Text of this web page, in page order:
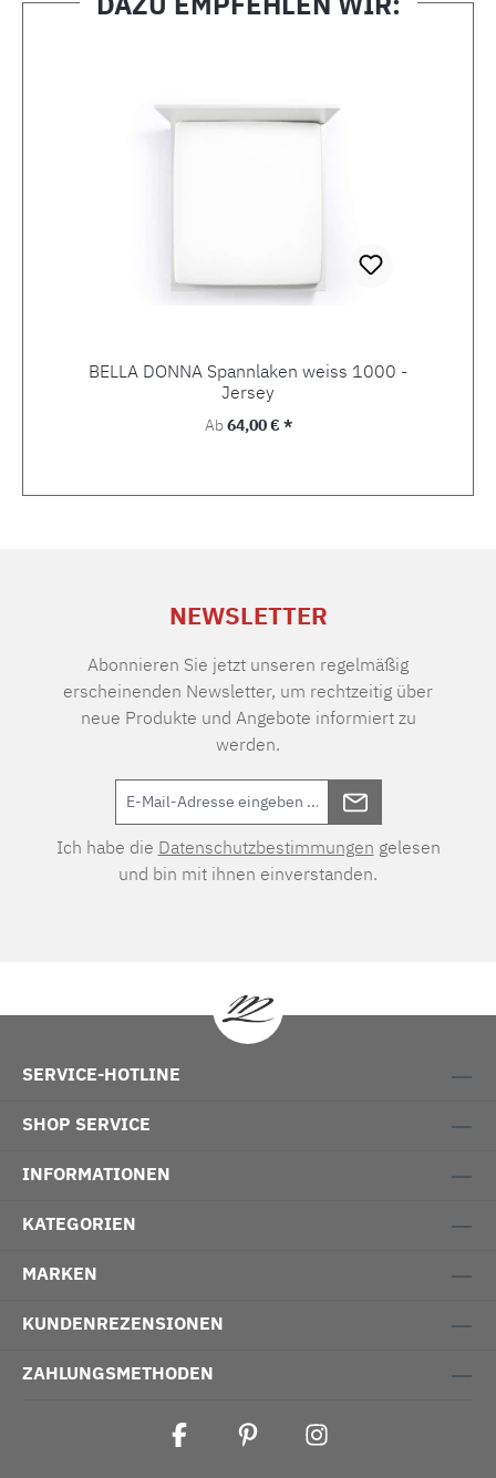
BELLA DONNA Spannlaken weiss 1000 -
Jersey
Regulärer Preis:
Ab64,00 € *
NEWSLETTER
Abonnieren Sie jetzt unseren regelmäßig
erscheinenden Newsletter, um rechtzeitig über
neue Produkte und Angebote informiert zu
werden.
Ich habe die Datenschutzbestimmungen gelesen
und bin mit ihnen einverstanden.
SERVICE-HOTLINE
SHOP SERVICE
INFORMATIONEN
KATEGORIEN
MARKEN
KUNDENREZENSIONEN
ZAHLUNGSMETHODEN